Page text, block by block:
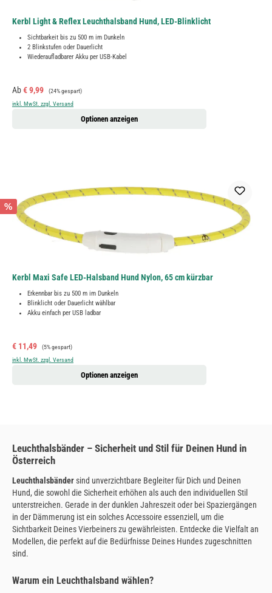
Kerbl Light & Reflex Leuchthalsband Hund, LED-Blinklicht
Sichtbarkeit bis zu 500 m im Dunkeln
2 Blinkstufen oder Dauerlicht
Wiederaufladbarer Akku per USB-Kabel
Verkaufspreis:
Ab€ 9,99 Regulärer Preis:
(24% gespart)
inkl. MwSt. zzgl. Versand
Optionen anzeigen
%
Kerbl Maxi Safe LED-Halsband Hund Nylon, 65 cm kürzbar
Erkennbar bis zu 500 m im Dunkeln
Blinklicht oder Dauerlicht wählbar
Akku einfach per USB ladbar
Verkaufspreis:
€ 11,49 Regulärer Preis:
(5% gespart)
inkl. MwSt. zzgl. Versand
Optionen anzeigen
Leuchthalsbänder – Sicherheit und Stil für Deinen Hund in
Österreich
Leuchthalsbändersind unverzichtbare Begleiter für Dich und Deinen
Hund, die sowohl die Sicherheit erhöhen als auch den individuellen Stil
unterstreichen. Gerade in der dunklen Jahreszeit oder bei Spaziergängen
in der Dämmerung ist ein solches Accessoire essenziell, um die
Sichtbarkeit Deines Vierbeiners zu gewährleisten. Entdecke die Vielfalt an
Modellen, die perfekt auf die Bedürfnisse Deines Hundes zugeschnitten
sind.
Warum ein Leuchthalsband wählen?